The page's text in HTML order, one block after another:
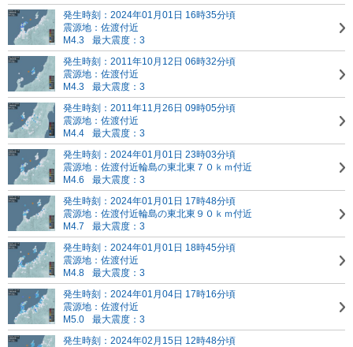
発生時刻：2024年01月01日 16時35分頃
震源地：佐渡付近
M4.3
最大震度：3
発生時刻：2011年10月12日 06時32分頃
震源地：佐渡付近
M4.3
最大震度：3
発生時刻：2011年11月26日 09時05分頃
震源地：佐渡付近
M4.4
最大震度：3
発生時刻：2024年01月01日 23時03分頃
震源地：佐渡付近輪島の東北東７０ｋｍ付近
M4.6
最大震度：3
発生時刻：2024年01月01日 17時48分頃
震源地：佐渡付近輪島の東北東９０ｋｍ付近
M4.7
最大震度：3
発生時刻：2024年01月01日 18時45分頃
震源地：佐渡付近
M4.8
最大震度：3
発生時刻：2024年01月04日 17時16分頃
震源地：佐渡付近
M5.0
最大震度：3
発生時刻：2024年02月15日 12時48分頃